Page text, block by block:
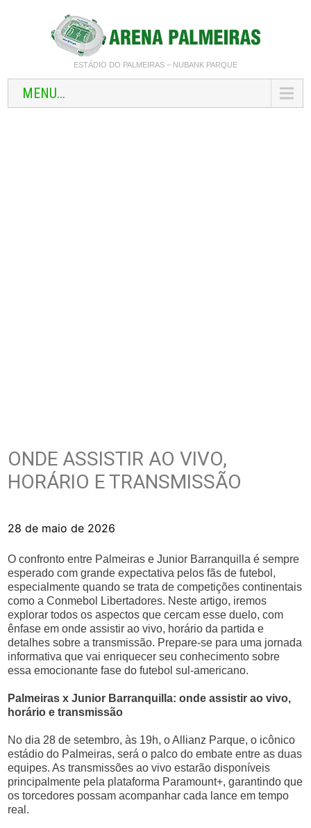
ESTÁDIO DO PALMEIRAS – NUBANK PARQUE
MENU...
ONDE ASSISTIR AO VIVO,
HORÁRIO E TRANSMISSÃO
28 de maio de 2026
O confronto entre Palmeiras e Junior Barranquilla é sempre
esperado com grande expectativa pelos fãs de futebol,
especialmente quando se trata de competições continentais
como a Conmebol Libertadores. Neste artigo, iremos
explorar todos os aspectos que cercam esse duelo, com
ênfase em onde assistir ao vivo, horário da partida e
detalhes sobre a transmissão. Prepare-se para uma jornada
informativa que vai enriquecer seu conhecimento sobre
essa emocionante fase do futebol sul-americano.
Palmeiras x Junior Barranquilla: onde assistir ao vivo,
horário e transmissão
No dia 28 de setembro, às 19h, o Allianz Parque, o icônico
estádio do Palmeiras, será o palco do embate entre as duas
equipes. As transmissões ao vivo estarão disponíveis
principalmente pela plataforma Paramount+, garantindo que
os torcedores possam acompanhar cada lance em tempo
real.